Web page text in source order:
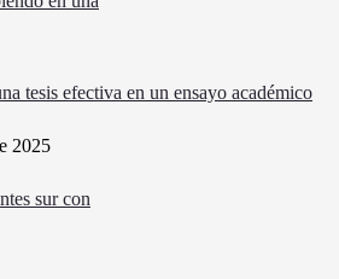
tesis efectiva en un ensayo académico
2025